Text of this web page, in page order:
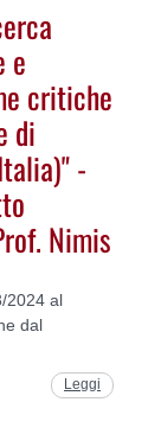
e
critiche
di
-
Nimis
2024 al
dal
Leggi